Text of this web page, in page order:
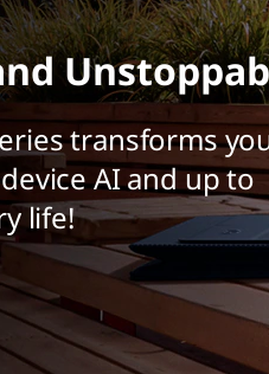
transforms
AI and up to
life!